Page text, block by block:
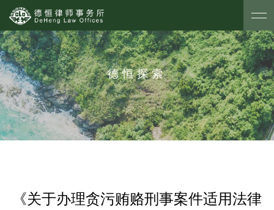
德恒探索
《关于办理贪污贿赂刑事案件适用法律